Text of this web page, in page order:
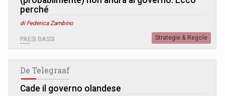
perché
di Federica Zambino
PAESI BASSI Strategie & Regole
De Telegraaf
Cade il governo olandese